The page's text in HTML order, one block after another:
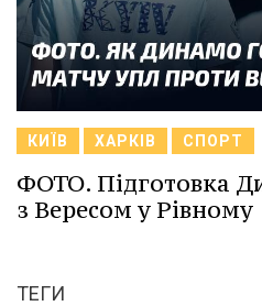
КИЇВ ХАРКІВ СПОРТ
ФОТО. Підготовка
з Вересом у Рівному
ТЕГИ